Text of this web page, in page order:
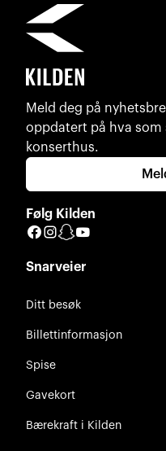
Meld deg på
oppdatert på hva som
konserthus.
Følg Kilden
Facebook
Instagram
Snapchat
Snarveier
Ditt besøk
Billettinformasjon
Spise
Gavekort
Bærekraft i Kilden